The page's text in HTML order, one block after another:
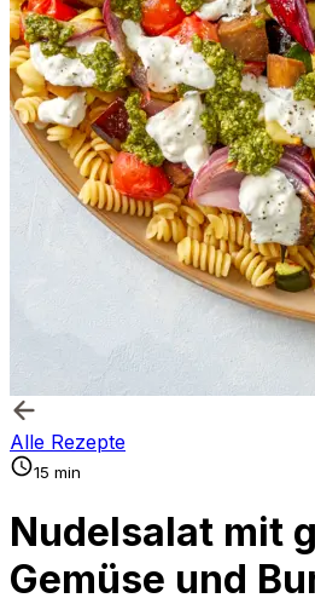
Alle Rezepte
15 min
Nudelsalat mit
Gemüse und